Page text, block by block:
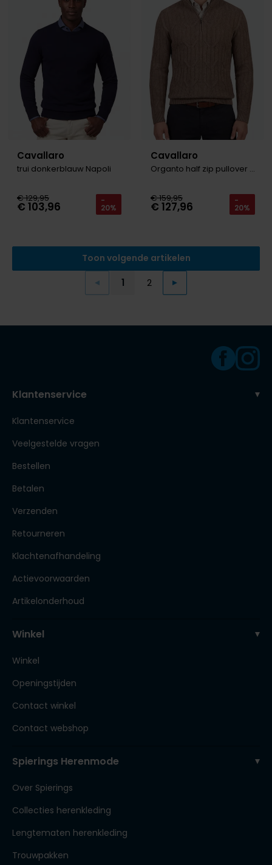
Cavallaro
trui donkerblauw Napoli
€ 129,95
€ 103,96 -
20%
Toevoegen aan favorieten
Cavallaro
Organto half zip pullover bruin
€ 159,95
€ 127,96 -
20%
Toon volgende artikelen
Vorige
1 2 Volgende
Klantenservice
Klantenservice
Veelgestelde vragen
Bestellen
Betalen
Verzenden
Retourneren
Klachtenafhandeling
Actievoorwaarden
Artikelonderhoud
Winkel
Winkel
Openingstijden
Contact winkel
Contact webshop
Spierings Herenmode
Over Spierings
Collecties herenkleding
Lengtematen herenkleding
Trouwpakken